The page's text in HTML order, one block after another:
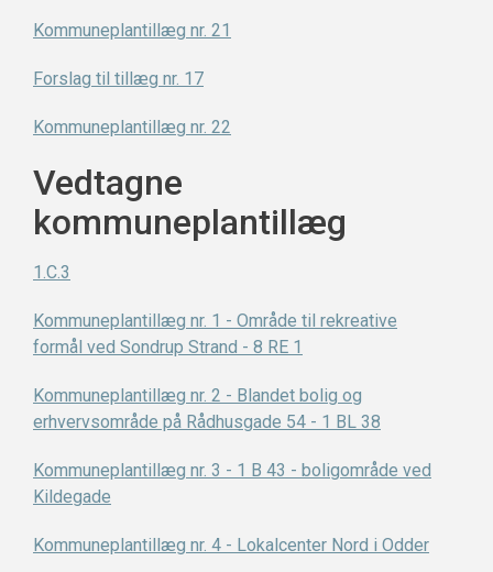
Kommuneplantillæg nr. 21
Forslag til tillæg nr. 17
Kommuneplantillæg nr. 22
Vedtagne
kommuneplantillæg
1.C.3
Kommuneplantillæg nr. 1 - Område til rekreative
formål ved Sondrup Strand - 8 RE 1
Kommuneplantillæg nr. 2 - Blandet bolig og
erhvervsområde på Rådhusgade 54 - 1 BL 38
Kommuneplantillæg nr. 3 - 1 B 43 - boligområde ved
Kildegade
Kommuneplantillæg nr. 4 - Lokalcenter Nord i Odder